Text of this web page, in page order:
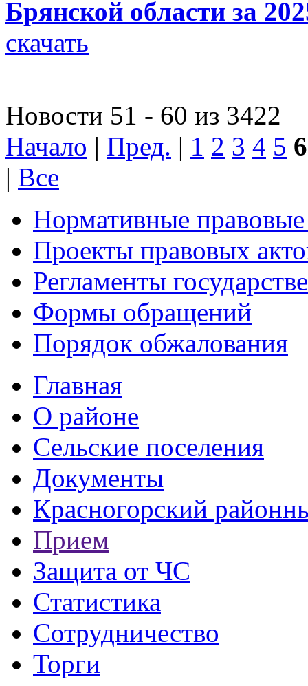
Брянской области за
скачать
Новости 51 - 60 из 3422
Начало | Пред. | 1 2 3 4 5 6
| Все
Нормативные
Проекты правовых
Регламенты
Формы обращений
Порядок обжалования
Главная
О районе
Сельские поселения
Документы
Красногорский
Прием
Защита от ЧС
Статистика
Сотрудничество
Торги